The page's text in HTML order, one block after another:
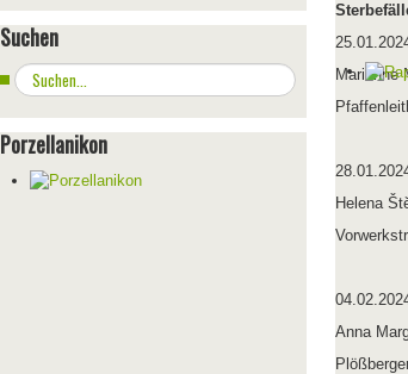
Suchen
Suchen
...
Porzellanikon
Marianne
Helena
Anna